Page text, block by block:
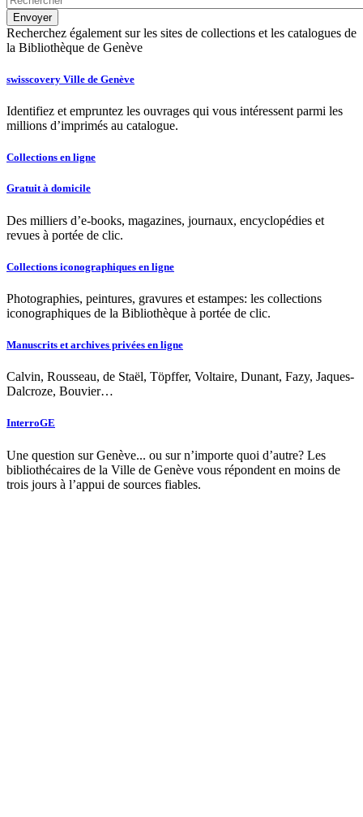
Recherchez également sur les sites de collections et les catalogues de
la Bibliothèque de Genève
swisscovery Ville de Genève
Identifiez et empruntez les ouvrages qui vous intéressent parmi les
millions d’imprimés au catalogue.
Collections en ligne
Gratuit à domicile
Des milliers d’e-books, magazines, journaux, encyclopédies et
revues à portée de clic.
Collections iconographiques en ligne
Photographies, peintures, gravures et estampes: les collections
iconographiques de la Bibliothèque à portée de clic.
Manuscrits et archives privées en ligne
Calvin, Rousseau, de Staël, Töpffer, Voltaire, Dunant, Fazy, Jaques-
Dalcroze, Bouvier…
InterroGE
Une question sur Genève... ou sur n’importe quoi d’autre? Les
bibliothécaires de la Ville de Genève vous répondent en moins de
trois jours à l’appui de sources fiables.